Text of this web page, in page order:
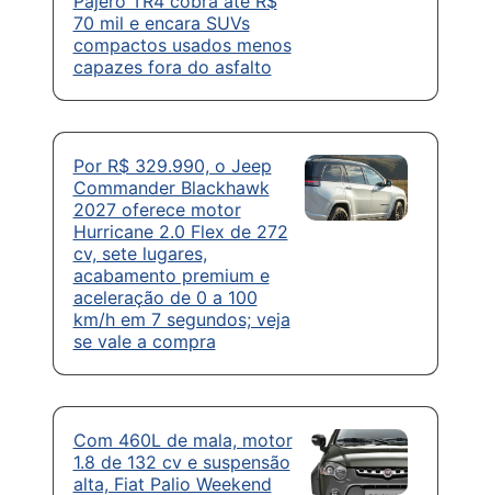
70 mil e encara SUVs
compactos usados menos
capazes fora do asfalto
Por R$ 329.990, o Jeep
Commander Blackhawk
2027 oferece motor
Hurricane 2.0 Flex de 272
cv, sete lugares,
acabamento premium e
aceleração de 0 a 100
km/h em 7 segundos; veja
se vale a compra
Com 460L de mala, motor
1.8 de 132 cv e suspensão
alta, Fiat Palio Weekend